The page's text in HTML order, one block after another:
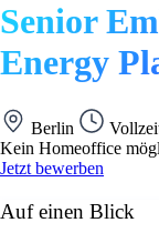
Senior
Energy
Berlin
Kein Homeoffice
Jetzt bewerben
Auf einen Blick